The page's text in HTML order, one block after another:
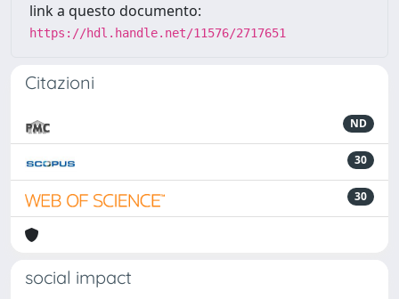
link a questo documento:
https://hdl.handle.net/11576/2717651
Citazioni
ND
30
30
social impact